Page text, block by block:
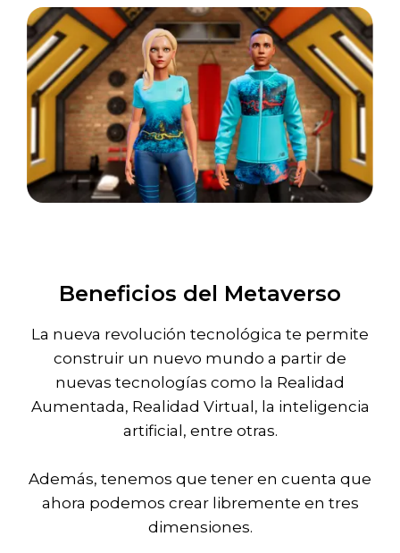
Beneficios del Metaverso
La nueva revolución tecnológica te permite
construir un nuevo mundo a partir de
nuevas tecnologías como la Realidad
Aumentada, Realidad Virtual, la inteligencia
artificial, entre otras.
Además, tenemos que tener en cuenta que
ahora podemos crear libremente en tres
dimensiones.